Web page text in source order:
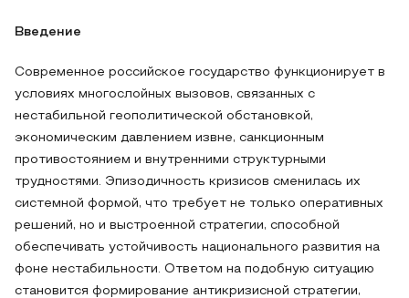
Введение
Современное российское государство функционирует в
условиях многослойных вызовов, связанных с
нестабильной геополитической обстановкой,
экономическим давлением извне, санкционным
противостоянием и внутренними структурными
трудностями. Эпизодичность кризисов сменилась их
системной формой, что требует не только оперативных
решений, но и выстроенной стратегии, способной
обеспечивать устойчивость национального развития на
фоне нестабильности. Ответом на подобную ситуацию
становится формирование антикризисной стратегии,